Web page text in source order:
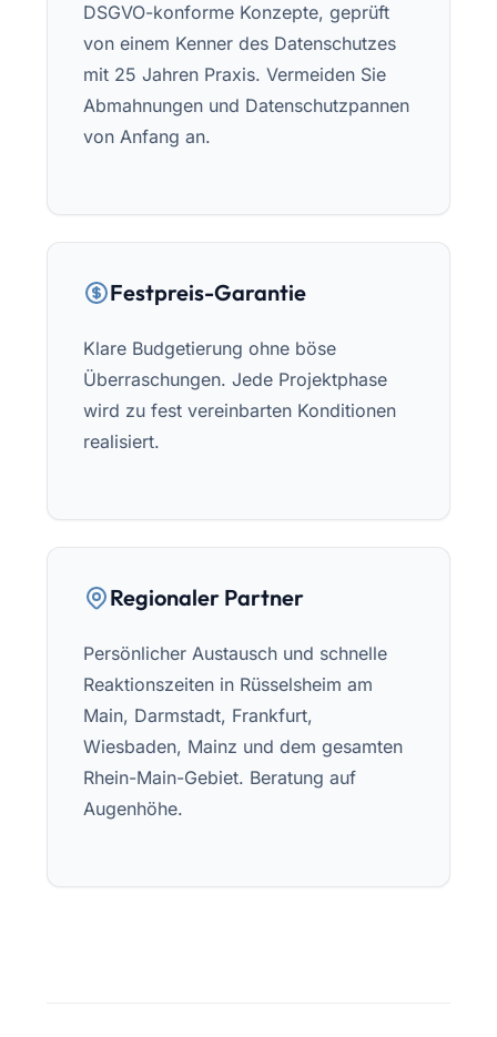
DSGVO-konforme Konzepte, geprüft
von einem Kenner des Datenschutzes
mit 25 Jahren Praxis. Vermeiden Sie
Abmahnungen und Datenschutzpannen
von Anfang an.
Festpreis-Garantie
Klare Budgetierung ohne böse
Überraschungen. Jede Projektphase
wird zu fest vereinbarten Konditionen
realisiert.
Regionaler Partner
Persönlicher Austausch und schnelle
Reaktionszeiten in Rüsselsheim am
Main, Darmstadt, Frankfurt,
Wiesbaden, Mainz und dem gesamten
Rhein-Main-Gebiet. Beratung auf
Augenhöhe.